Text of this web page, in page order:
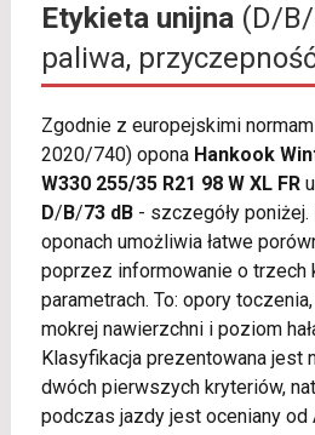
Etykieta unijna(D/B/
paliwa,
Zgodnie z europejskimi
2020/740) opona Hankook
W330 255/35 R21 98 W XL FR
D/B/73 dB- szczegóły poniżej.
oponach umożliwia łatwe
poprzez informowanie o trzech
parametrach. To: opory
mokrej nawierzchni i poziom
Klasyfikacja prezentowana jest
dwóch pierwszych kryteriów,
podczas jazdy jest oceniany od